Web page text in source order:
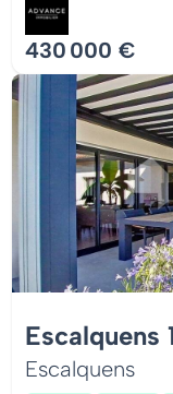
430 000 €
Escalquens
Escalquens